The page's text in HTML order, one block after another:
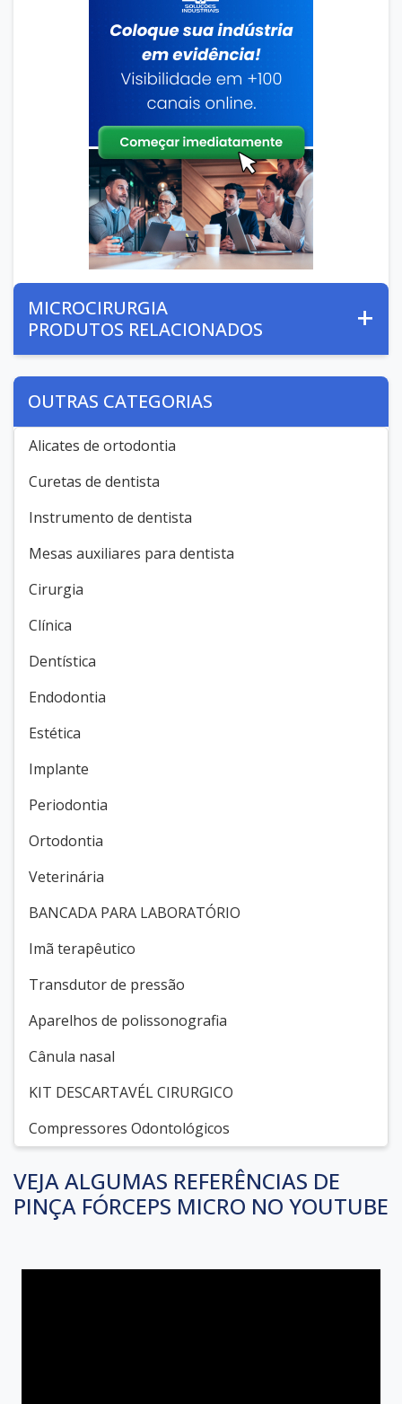
MICROCIRURGIA
PRODUTOS RELACIONADOS
OUTRAS CATEGORIAS
Alicates de ortodontia
Curetas de dentista
Instrumento de dentista
Mesas auxiliares para dentista
Cirurgia
Clínica
Dentística
Endodontia
Estética
Implante
Periodontia
Ortodontia
Veterinária
BANCADA PARA LABORATÓRIO
Imã terapêutico
Transdutor de pressão
Aparelhos de polissonografia
Cânula nasal
KIT DESCARTAVÉL CIRURGICO
Compressores Odontológicos
VEJA ALGUMAS REFERÊNCIAS DE
PINÇA FÓRCEPS MICRO NO YOUTUBE